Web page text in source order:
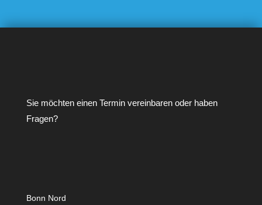
Sie möchten einen Termin vereinbaren oder haben
Fragen?
Bonn Nord